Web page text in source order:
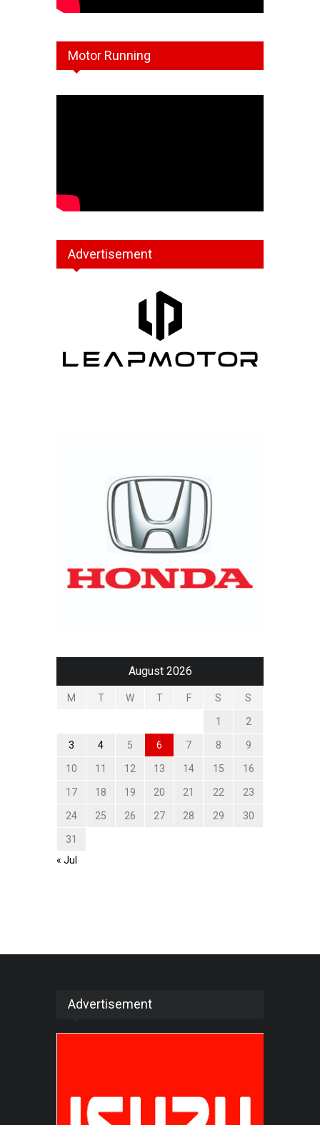
Motor Running
Advertisement
August 2026
M T W T F S S
1 2
3 4 5 6 7 8 9
10 11 12 13 14 15 16
17 18 19 20 21 22 23
24 25 26 27 28 29 30
31
« Jul
Advertisement